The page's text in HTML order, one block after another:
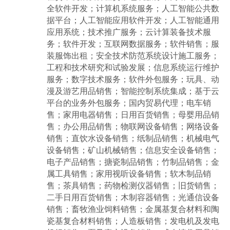
全软件开发；计算机系统服务；人工智能公共数
据平台；人工智能应用软件开发；人工智能通用
应用系统；技术推广服务；云计算装备技术服
务；软件开发；互联网数据服务；软件销售；服
装服饰出租；安全技术防范系统设计施工服务；
工程和技术研究和试验发展；信息系统运行维护
服务；数字技术服务；软件外包服务；玩具、动
漫及游艺用品销售；智能控制系统集成；基于云
平台的业务外包服务；国内贸易代理；电车销
售；家用电器销售；日用百货销售；母婴用品销
售；办公用品销售；物联网设备销售；网络设备
销售；直饮水设备销售；纸制品销售；机械电气
设备销售；矿山机械销售；信息安全设备销售；
电子产品销售；搪瓷制品销售；竹制品销售；金
属工具销售；家用视听设备销售；软木制品销
售；茶具销售；药物检测仪器销售；旧货销售；
二手日用百货销售；木制容器销售；光通信设备
销售；畜牧渔业饲料销售；金属基复合材料和陶
瓷基复合材料销售；人造板销售；发电机及发电